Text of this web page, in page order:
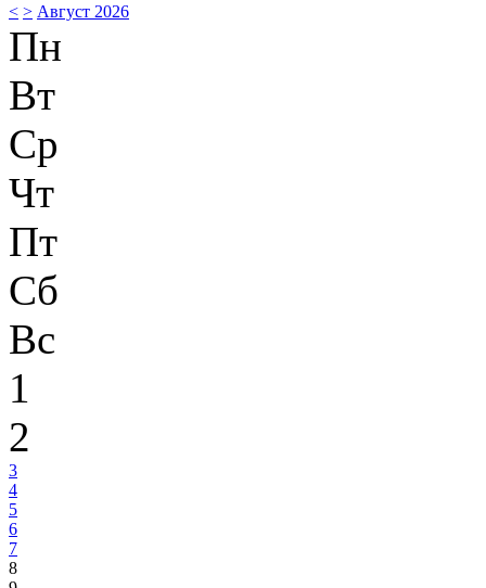
< > Август 2026
Пн
Вт
Ср
Чт
Пт
Сб
Вс
1
2
3
4
5
6
7
8